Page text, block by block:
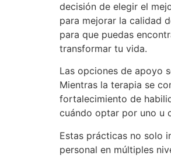
decisión de elegir el
para mejorar la calidad
para que puedas
transformar tu vida.
Las opciones de apoyo
Mientras la terapia se
fortalecimiento de
cuándo optar por uno u
Estas prácticas no solo
personal en múltiples